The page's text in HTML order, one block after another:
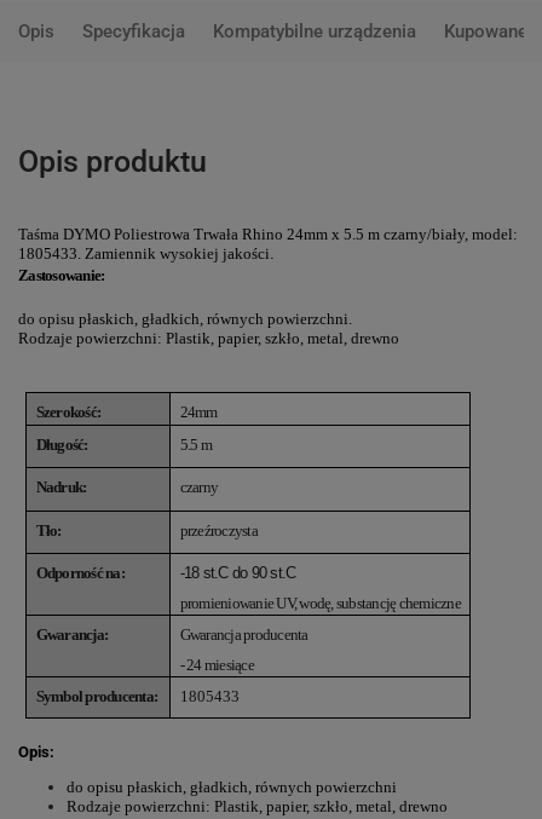
Opis Specyfikacja Kompatybilne urządzenia Kupowane
Opis produktu
Taśma DYMO Poliestrowa Trwała Rhino 24mm x 5.5 m czarny/biały, model:
1805433. Zamiennik wysokiej jakości
Zastosowanie:
do opisu płaskich, gładkich, równych powierzchni.
Rodzaje powierzchni: Plastik, papier, szkło, metal, drewno
Szerokość:
24mm
Długość:
5.5 m
Nadruk: czarny
Tło: przeźroczysta
Odporność na:
-18 st.C do 90 st.C
promieniowanie UV, wodę, substancję chemiczne
Gwarancja:
Gwarancja producenta
- 24 miesiące
Symbol producenta:
1805433
Opis:
do opisu płaskich, gładkich, równych powierzchni
Rodzaje powierzchni: Plastik, papier, szkło, metal, drewno